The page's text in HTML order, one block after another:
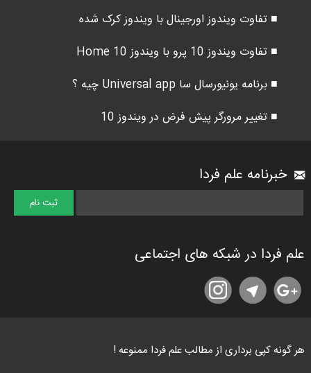
■ تفاوت ویندوز اورجینال با ویندوز کرک شده
■ تفاوت ویندوز 10 پرو با ویندوز 10 Home
■ برنامه یونیورسال سا Universal app چیه ؟
■ تغییر مرورگر پیش فرض در ویندوز 10
خبرنامه علم فردا
علم فردا در شبکه های اجتماعی
هر گونه کپی برداری از مطالب علم فردا ممنوعه !